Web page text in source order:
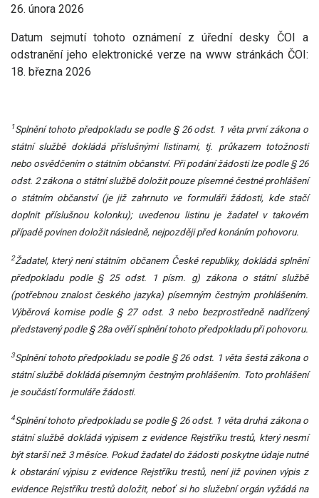
26. února 2026
Datum sejmutí tohoto oznámení z úřední desky ČOI a
odstranění jeho elektronické verze na www stránkách ČOI:
18. března 2026
1Splnění tohoto předpokladu se podle § 26 odst. 1 věta první zákona o
státní službě dokládá příslušnými listinami, tj. průkazem totožnosti
nebo osvědčením o státním občanství. Při podání žádosti lze podle § 26
odst. 2 zákona o státní službě doložit pouze písemné čestné prohlášení
o státním občanství (je již zahrnuto ve formuláři žádosti, kde stačí
doplnit příslušnou kolonku); uvedenou listinu je žadatel v takovém
případě povinen doložit následně, nejpozději před konáním pohovoru.
2Žadatel, který není státním občanem České republiky, dokládá splnění
předpokladu podle § 25 odst. 1 písm. g) zákona o státní službě
(potřebnou znalost českého jazyka) písemným čestným prohlášením.
Výběrová komise podle § 27 odst. 3 nebo bezprostředně nadřízený
představený podle § 28a ověří splnění tohoto předpokladu při pohovoru.
3Splnění tohoto předpokladu se podle § 26 odst. 1 věta šestá zákona o
státní službě dokládá písemným čestným prohlášením. Toto prohlášení
je součástí formuláře žádosti.
4Splnění tohoto předpokladu se podle § 26 odst. 1 věta druhá zákona o
státní službě dokládá výpisem z evidence Rejstříku trestů, který nesmí
být starší než 3 měsíce. Pokud žadatel do žádosti poskytne údaje nutné
k obstarání výpisu z evidence Rejstříku trestů, není již povinen výpis z
evidence Rejstříku trestů doložit, neboť si ho služební orgán vyžádá na